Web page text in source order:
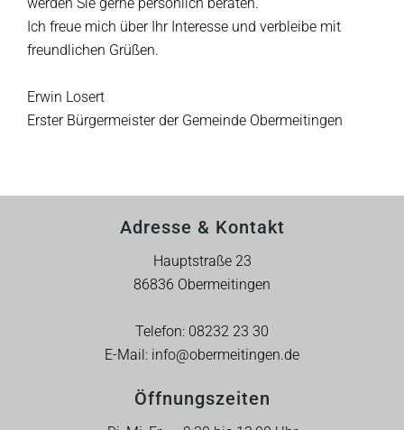
werden Sie gerne persönlich beraten.
Ich freue mich über Ihr Interesse und verbleibe mit
freundlichen Grüßen.
Erwin Losert
Erster Bürgermeister der Gemeinde Obermeitingen
Adresse & Kontakt
Hauptstraße 23
86836 Obermeitingen
Telefon: 08232 23 30
E-Mail: info@obermeitingen.de
Öffnungszeiten